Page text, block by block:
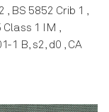
BS 5852 Crib 1 ,
Class 1 IM ,
1 B, s2, d0 , CA